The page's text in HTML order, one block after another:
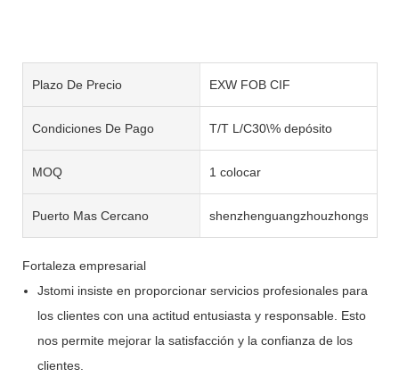
Plazo De Precio EXW FOB CIF
Condiciones De Pago T/T L/C30\% depósito
MOQ 1 colocar
Puerto Mas Cercano shenzhenguangzhouzhongshan
Fortaleza empresarial
Jstomi insiste en proporcionar servicios profesionales para
los clientes con una actitud entusiasta y responsable. Esto
nos permite mejorar la satisfacción y la confianza de los
clientes.